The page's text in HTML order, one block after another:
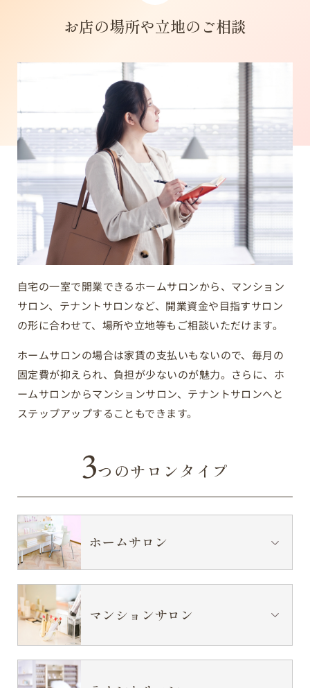
お店の場所や立地のご相談
自宅の一室で開業できるホームサロンから、マンション
サロン、テナントサロンなど、開業資金や目指すサロン
の形に合わせて、場所や立地等もご相談いただけます。
ホームサロンの場合は家賃の支払いもないので、毎月の
固定費が抑えられ、負担が少ないのが魅力。さらに、ホ
ームサロンからマンションサロン、テナントサロンへと
ステップアップすることもできます。
3つのサロンタイプ
ホームサロン
マンションサロン